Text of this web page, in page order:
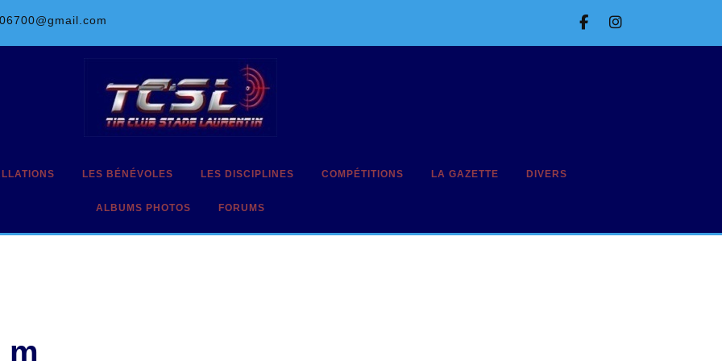
Facebook
LES BÉNÉVOLES LES DISCIPLINES COMPÉTITIONS LA GAZETTE DIVERS
ALBUMS PHOTOS FORUMS
m